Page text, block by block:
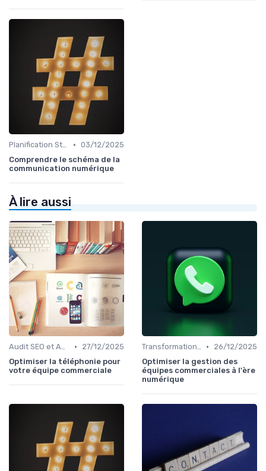
Planification Stratégique Digitale • 03/12/2025
Comprendre le schéma de la
communication numérique
À lire aussi
Audit SEO et Analyse Concurrentielle •
27/12/2025
Optimiser la téléphonie pour
votre équipe commerciale
Transformation Numérique •
26/12/2025
Optimiser la gestion des
équipes commerciales à l'ère
numérique